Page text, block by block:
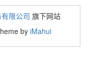
限公司 旗下网站
by iMahui